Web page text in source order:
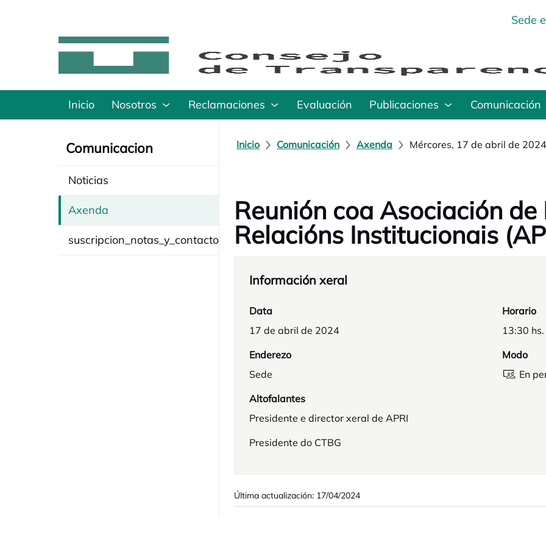
Sede
Inicio Nosotros Reclamaciones Evaluación Publicaciones Comunicación
Comunicacion
Noticias
Axenda
suscripcion_notas_y_contacto
Inicio Comunicación Axenda Mércores, 17 de abril de 2024
Reunión coa Asociación
Relacións Institucionais
Información xeral
Data
17 de abril de 2024
Horario
13:30 hs.
Enderezo
Sede
Modo
En
Altofalantes
Presidente e director xeral de APRI
Presidente do CTBG
Última actualización: 17/04/2024